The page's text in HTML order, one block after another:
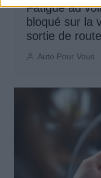
Fatigue au
bloqué sur la
sortie de
Auto Pour Vous